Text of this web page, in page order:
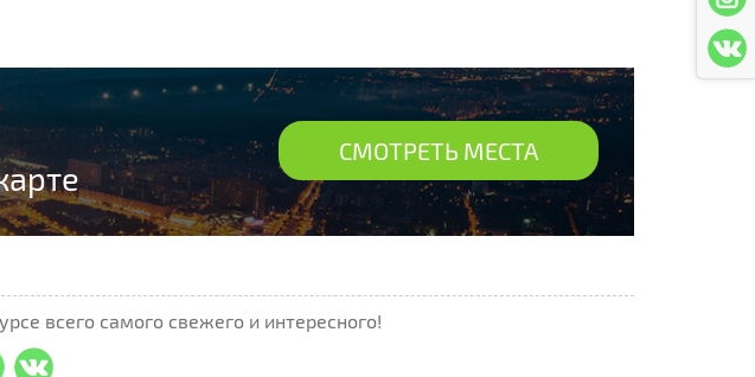
СМОТРЕТЬ МЕСТА
всего самого свежего и интересного!